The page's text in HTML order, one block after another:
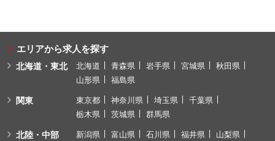
エリアから求人を探す
北海道・東北 北海道 青森県 岩手県 宮城県
秋田県
山形県
福島県
関東 東京都 神奈川県 埼玉県
千葉県
栃木県
茨城県 群馬県
北陸・中部 新潟県 富山県 石川県 福井県
山梨県